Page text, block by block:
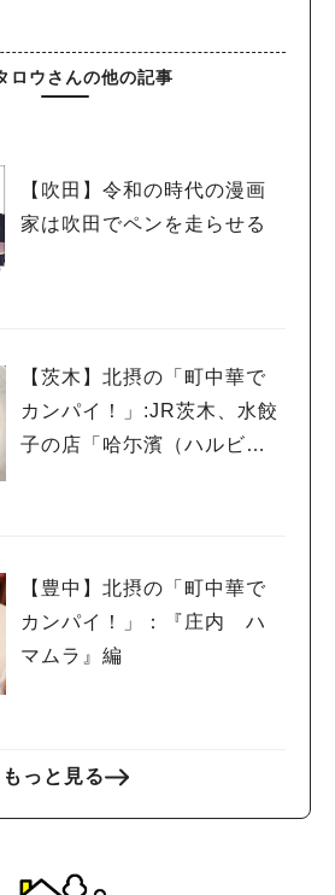
ロウさんの他の記事
【吹田】令和の時代の漫画
家は吹田でペンを走らせる
【茨木】北摂の「町中華で
カンパイ！」:JR茨木、水餃
子の店「哈尓濱（ハルビ
【豊中】北摂の「町中華で
カンパイ！」：『庄内 ハ
マムラ』編
もっと見る